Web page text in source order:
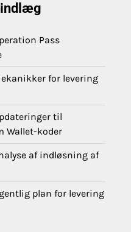
indlæg
Pass
for levering
til
Wallet-koder
af indløsning af
plan for levering